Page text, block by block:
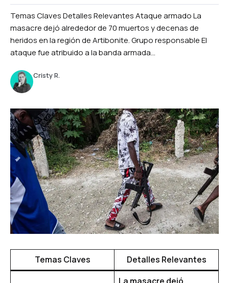
Temas Claves Detalles Relevantes Ataque armado La
masacre dejó alrededor de 70 muertos y decenas de
heridos en la región de Artibonite. Grupo responsable El
ataque fue atribuido a la banda armada...
Cristy R.
Temas Claves Detalles Relevantes